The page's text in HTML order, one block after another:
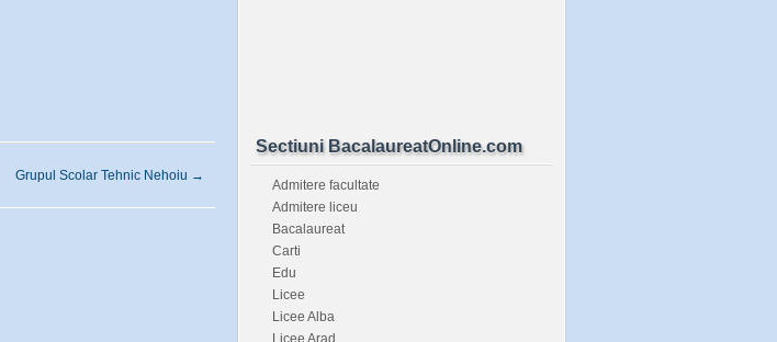
Grupul Scolar Tehnic Nehoiu →
Sectiuni BacalaureatOnline.com
Admitere facultate
Admitere liceu
Bacalaureat
Carti
Edu
Licee
Licee Alba
Licee Arad